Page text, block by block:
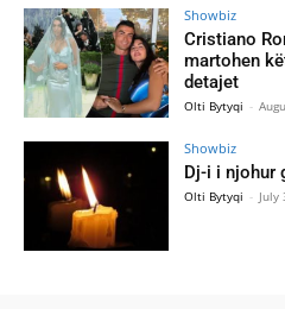
Showbiz
Cristiano
martohen
detajet
Olti Bytyqi -
Showbiz
Dj-i i njohur
Olti Bytyqi - July